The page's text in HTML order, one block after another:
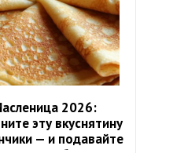
2026:
эту вкуснятину
— и подавайте